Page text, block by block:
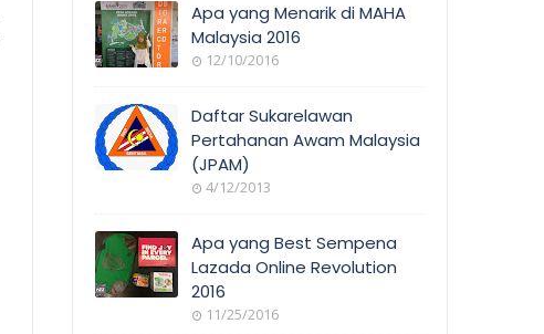
COVERAGE
Apa yang Menarik di MAHA
Malaysia 2016
12/10/2016
Daftar Sukarelawan
Pertahanan Awam Malaysia
(JPAM)
4/12/2013
Apa yang Best Sempena
Lazada Online Revolution
2016
11/25/2016